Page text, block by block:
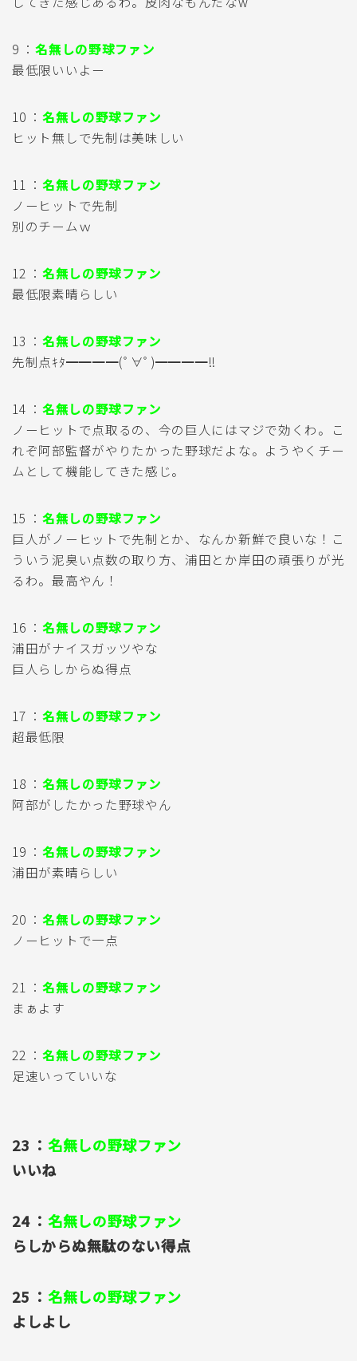
9 ：名無しの野球ファン
最低限いいよー
10 ： 名無しの野球ファン
ヒット無しで先制は美味しい
11 ： 名無しの野球ファン
ノーヒットで先制
別のチームｗ
12 ： 名無しの野球ファン
最低限素晴らしい
13 ： 名無しの野球ファン
先制点ｷﾀ━━━━(ﾟ∀ﾟ)━━━━!!
14 ： 名無しの野球ファン
ノーヒットで点取るの、今の巨人にはマジで効くわ。こ
れぞ阿部監督がやりたかった野球だよな。ようやくチー
ムとして機能してきた感じ。
15 ： 名無しの野球ファン
巨人がノーヒットで先制とか、なんか新鮮で良いな！こ
ういう泥臭い点数の取り方、浦田とか岸田の頑張りが光
るわ。最高やん！
16 ： 名無しの野球ファン
浦田がナイスガッツやな
巨人らしからぬ得点
17 ： 名無しの野球ファン
超最低限
18 ： 名無しの野球ファン
阿部がしたかった野球やん
19 ： 名無しの野球ファン
浦田が素晴らしい
20 ： 名無しの野球ファン
ノーヒットで一点
21 ： 名無しの野球ファン
まぁよす
22 ： 名無しの野球ファン
足速いっていいな
23 ： 名無しの野球ファン
いいね
24 ： 名無しの野球ファン
らしからぬ無駄のない得点
25 ： 名無しの野球ファン
よしよし